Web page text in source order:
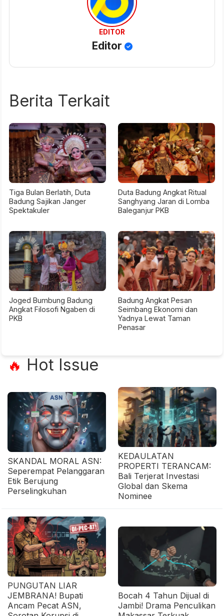
EDITOR
Editor
Berita Terkait
Tiga Bulan Berlatih, Duta
Badung Sajikan Janger
Spektakuler
Duta Badung Angkat Ritual
Sanghyang Jaran di Lomba
Baleganjur PKB
Joged Bumbung Badung
Angkat Filosofi Ngaben di
PKB
Badung Angkat Pesan
Seimbang Ekonomi dan
Yadnya Lewat Taman
Penasar
🔥 Hot Issue
SKANDAL MORAL ASN:
Seperempat Pelanggaran
Etik Berujung
Perselingkuhan
KEDAULATAN
PROPERTI TERANCAM:
Bali Terjerat Investasi
Global dan Skema
Nominee
PUNGUTAN LIAR
JEMBRANA! Bupati
Ancam Pecat ASN,
Bocah 4 Tahun Dijual di
Jambi! Drama Penculikan